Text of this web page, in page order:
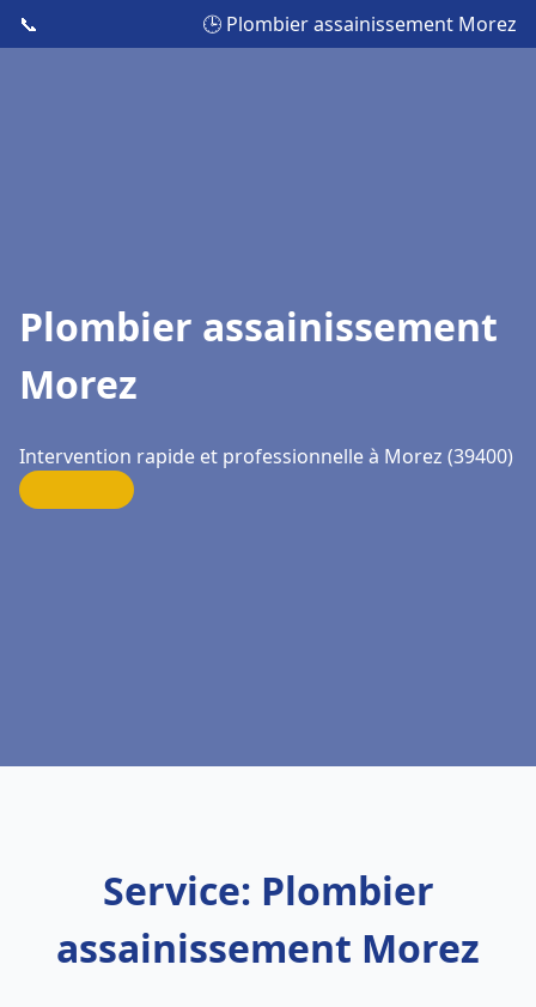
📞 🕒 Plombier assainissement Morez
Plombier assainissement
Morez
Intervention rapide et professionnelle à Morez (39400)
Service: Plombier
assainissement Morez